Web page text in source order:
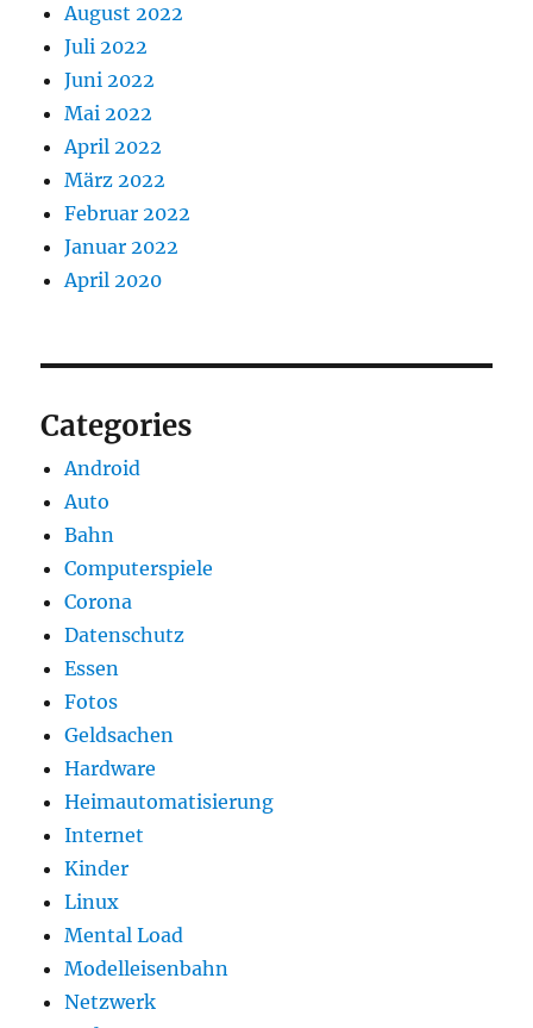
August 2022
Juli 2022
Juni 2022
Mai 2022
April 2022
März 2022
Februar 2022
Januar 2022
April 2020
Categories
Android
Auto
Bahn
Computerspiele
Corona
Datenschutz
Essen
Fotos
Geldsachen
Hardware
Heimautomatisierung
Internet
Kinder
Linux
Mental Load
Modelleisenbahn
Netzwerk